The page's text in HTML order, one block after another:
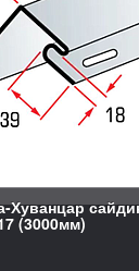
Хуванцар
(3000мм)